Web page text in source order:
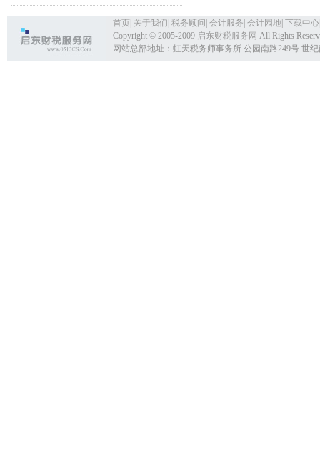
首页 关于我们 税务顾问 会计服务 会计园地 下载中心
Copyright © 2005-2009 启东财税服务网 All Rights
网站总部地址：虹天税务师事务所 公园南路249号 世